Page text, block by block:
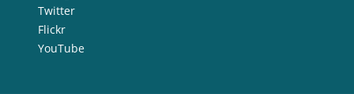
Twitter
Flickr
YouTube